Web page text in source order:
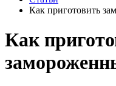
Как приготовить
Как